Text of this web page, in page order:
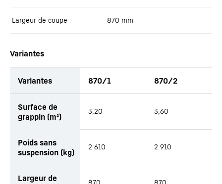
Largeur de coupe 870 mm
Variantes
Variantes 870/1 870/2
Surface de
grappin (m²)
3,20 3,60
Poids sans
suspension (kg)
2 610 2 910
Largeur de
870 870